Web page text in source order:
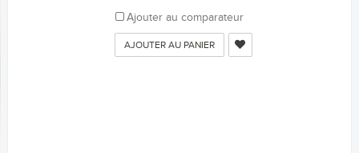
Ajouter au comparateur
AJOUTER AU PANIER